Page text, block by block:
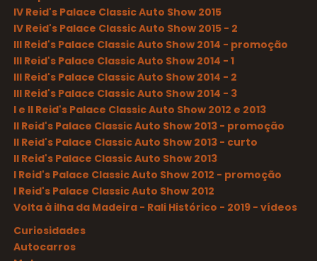
IV Reid's Palace Classic Auto Show 2015
IV Reid's Palace Classic Auto Show 2015 - 2
III Reid's Palace Classic Auto Show 2014 - promoção
III Reid's Palace Classic Auto Show 2014 - 1
III Reid's Palace Classic Auto Show 2014 - 2
III Reid's Palace Classic Auto Show 2014 - 3
I e II Reid's Palace Classic Auto Show 2012 e 2013
II Reid's Palace Classic Auto Show 2013 - promoção
II Reid's Palace Classic Auto Show 2013 - curto
II Reid's Palace Classic Auto Show 2013
I Reid's Palace Classic Auto Show 2012 - promoção
I Reid's Palace Classic Auto Show 2012
Volta à ilha da Madeira - Rali Histórico - 2019 - vídeos
Curiosidades
Autocarros